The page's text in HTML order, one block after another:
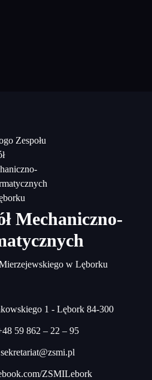
Mechaniczno-
w Lęborku
1 - Lębork 84-300
59 862 – 22 – 95
sekretariat@zsmi.pl
ZSMILebork